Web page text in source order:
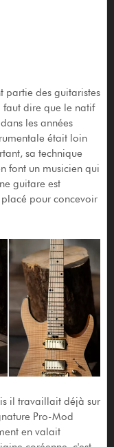
partie des guitaristes
faut dire que le natif
les années
était loin
sa technique
font un musicien qui
guitare est
pour concevoir
il travaillait déjà sur
Pro-Mod
en valait